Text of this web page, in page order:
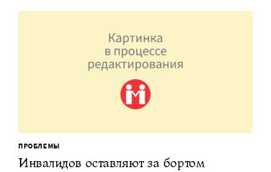
ПРОБЛЕМЫ
Инвалидов оставляют за бортом